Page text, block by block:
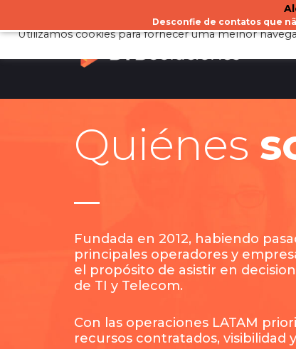
Quiénes
Fundada en 2012, habiendo
principales operadores y
el propósito de asistir en
de TI y Telecom.
Con las operaciones LATAM
recursos contratados, visibilidad
Utilizamos cookies para fornecer uma melhor
Desconfie de contatos que